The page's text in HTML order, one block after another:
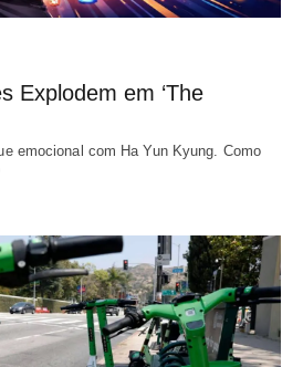
Explodem em ‘The
emocional com Ha Yun Kyung. Como